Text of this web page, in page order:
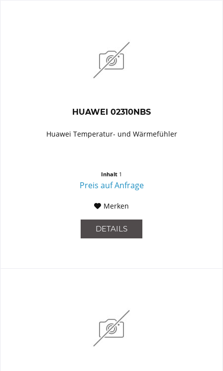
HUAWEI 02310NBS
Huawei Temperatur- und Wärmefühler
Inhalt 1
Preis auf Anfrage
Merken
DETAILS